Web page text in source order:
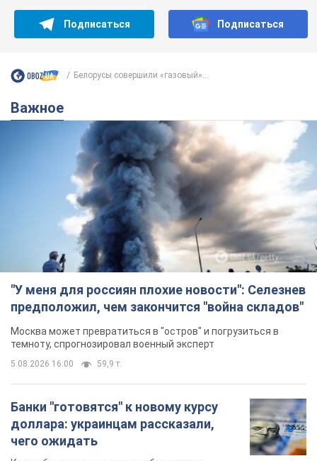
Подписаться Подписаться
Белорусы совершили «газовый»...
Важное
"У меня для россиян плохие новости": Селезнев
предположил, чем закончится "война складов"
Москва может превратиться в "остров" и погрузиться в
темноту, спрогнозировал военный эксперт
5.08.2026 16:00 59,9 т.
Банки "готовятся" к новому курсу
доллара: украинцам рассказали,
чего ожидать